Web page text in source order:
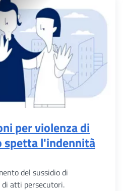
per violenza di
spetta l'indennità
del sussidio di
di atti persecutori.